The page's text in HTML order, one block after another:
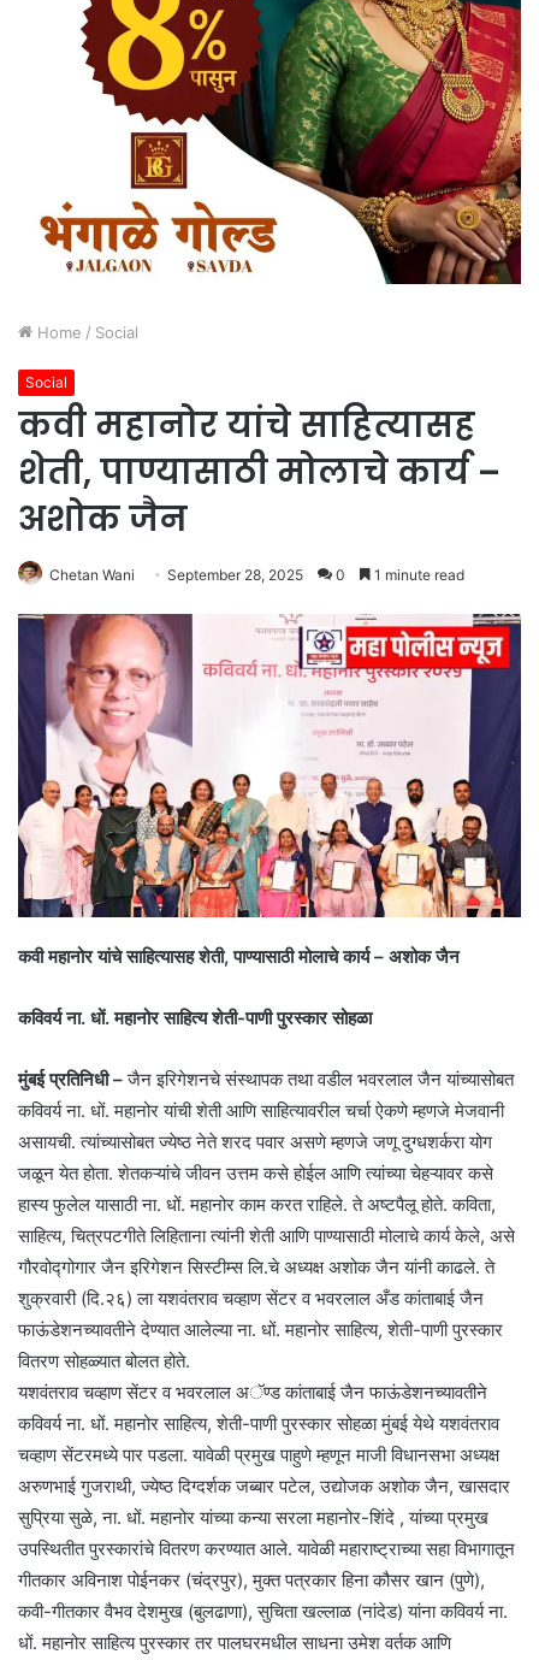
Home / Social
Social
कवी महानोर यांचे साहित्यासह
शेती, पाण्यासाठी मोलाचे कार्य –
अशोक जैन
Chetan Wani September 28, 2025 0 1 minute read
कवी महानोर यांचे साहित्यासह शेती, पाण्यासाठी मोलाचे कार्य – अशोक जैन
कविवर्य ना. धों. महानोर साहित्य शेती-पाणी पुरस्कार सोहळा
मुंबई प्रतिनिधी –जैन इरिगेशनचे संस्थापक तथा वडील भवरलाल जैन यांच्यासोबत
कविवर्य ना. धों. महानोर यांची शेती आणि साहित्यावरील चर्चा ऐकणे म्हणजे मेजवानी
असायची. त्यांच्यासोबत ज्येष्ठ नेते शरद पवार असणे म्हणजे जणू दुग्धशर्करा योग
जळून येत होता. शेतकऱ्यांचे जीवन उत्तम कसे होईल आणि त्यांच्या चेहऱ्यावर कसे
हास्य फुलेल यासाठी ना. धों. महानोर काम करत राहिले. ते अष्टपैलू होते. कविता,
साहित्य, चित्रपटगीते लिहिताना त्यांनी शेती आणि पाण्यासाठी मोलाचे कार्य केले, असे
गौरवोद्गोगार जैन इरिगेशन सिस्टीम्स लि.चे अध्यक्ष अशोक जैन यांनी काढले. ते
शुक्रवारी (दि.२६) ला यशवंतराव चव्हाण सेंटर व भवरलाल अँड कांताबाई जैन
फाऊंडेशनच्यावतीने देण्यात आलेल्या ना. धों. महानोर साहित्य, शेती-पाणी पुरस्कार
वितरण सोहळ्यात बोलत होते.
यशवंतराव चव्हाण सेंटर व भवरलाल अॅण्ड कांताबाई जैन फाऊंडेशनच्यावतीने
कविवर्य ना. धों. महानोर साहित्य, शेती-पाणी पुरस्कार सोहळा मुंबई येथे यशवंतराव
चव्हाण सेंटरमध्ये पार पडला. यावेळी प्रमुख पाहुणे म्हणून माजी विधानसभा अध्यक्ष
अरुणभाई गुजराथी, ज्येष्ठ दिग्दर्शक जब्बार पटेल, उद्योजक अशोक जैन, खासदार
सुप्रिया सुळे, ना. धों. महानोर यांच्या कन्या सरला महानोर-शिंदे , यांच्या प्रमुख
उपस्थितीत पुरस्कारांचे वितरण करण्यात आले. यावेळी महाराष्ट्राच्या सहा विभागातून
गीतकार अविनाश पोईनकर (चंद्रपुर), मुक्त पत्रकार हिना कौसर खान (पुणे),
कवी-गीतकार वैभव देशमुख (बुलढाणा), सुचिता खल्लाळ (नांदेड) यांना कविवर्य ना.
धों. महानोर साहित्य पुरस्कार तर पालघरमधील साधना उमेश वर्तक आणि